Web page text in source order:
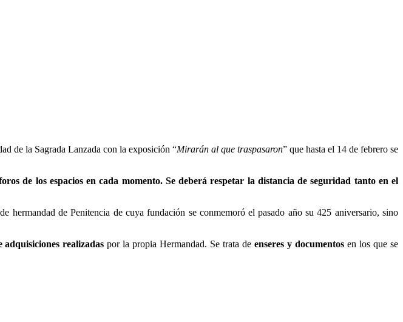
de la Sagrada Lanzada con la exposición “Mirarán al que traspasaron” que hasta el 14 de febrero se
de los espacios en cada momento. Se deberá respetar la distancia de seguridad tanto en el
hermandad de Penitencia de cuya fundación se conmemoró el pasado año su 425 aniversario, sino
adquisiciones realizadas por la propia Hermandad. Se trata deenseres y documentos en los que se